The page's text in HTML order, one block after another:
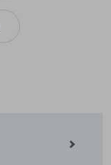
Mês